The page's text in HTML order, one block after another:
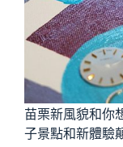
苗栗新風貌和你
子景點和新體驗